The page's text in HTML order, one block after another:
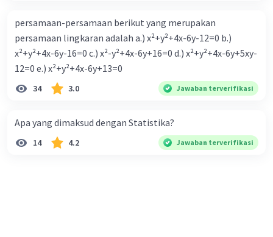
persamaan-persamaan berikut yang merupakan
persamaan lingkaran adalah a.) x²+y²+4x-6y-12=0 b.)
x²+y²+4x-6y-16=0 c.) x²-y²+4x-6y+16=0 d.) x²+y²+4x-6y+5xy-
12=0 e.) x²+y²+4x-6y+13=0
34 3.0 Jawaban terverifikasi
Apa yang dimaksud dengan Statistika?
14 4.2 Jawaban terverifikasi